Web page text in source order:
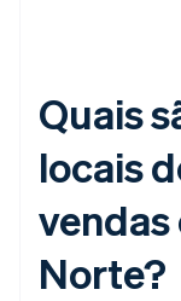
Quais
locais
Norte?